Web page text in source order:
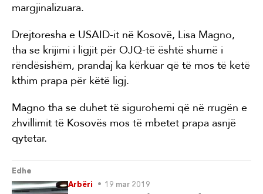
margjinalizuara.
Drejtoresha e USAID-it në Kosovë, Lisa Magno,
tha se krijimi i ligjit për OJQ-të është shumë i
rëndësishëm, prandaj ka kërkuar që të mos të ketë
kthim prapa për këtë ligj.
Magno tha se duhet të sigurohemi që në rrugën e
zhvillimit të Kosovës mos të mbetet prapa asnjë
qytetar.
Edhe
Arbëri
19 mar 2019